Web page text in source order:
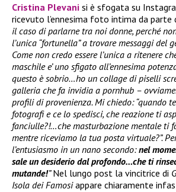
Cristina Plevani si è sfogata su
ricevuto l’ennesima foto intima da parte
il caso di parlarne tra noi donne, perché
l’unica “fortunella” a trovare messaggi del
Come non credo essere l’unica a ritenere
maschile e’ uno sfigato all’ennesima
questo è sobrio…ho un collage di piselli
galleria che fa invidia a pornhub –
profili di provenienza. Mi chiedo: “quando
fotografi e ce lo spedisci, che reazione ti
fanciulle?!…che masturbazione mentale ti
mentre riceviamo la tua posta virtuale?”.
l’entusiasmo in un nano secondo:nel
sale un desiderio dal profondo…che ti
mutande!”Nel lungo post la vincitrice di
Isola dei Famosiappare chiaramente